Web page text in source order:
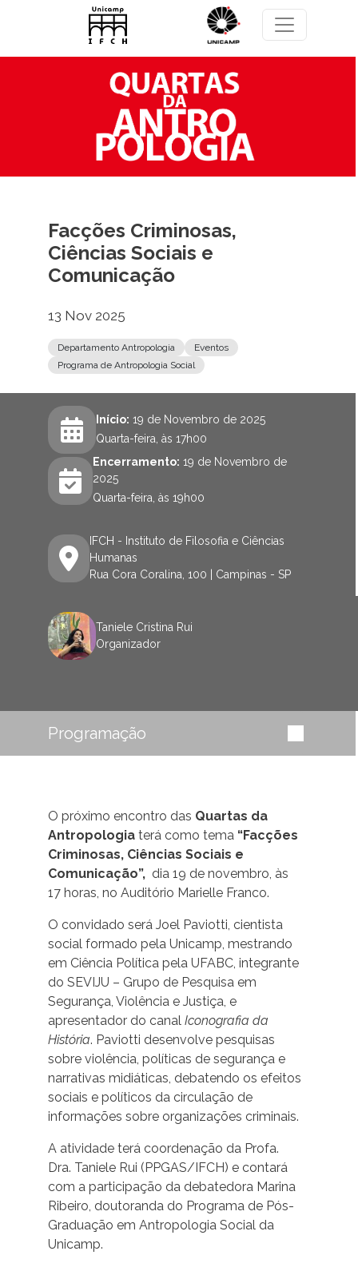
Pular para o conteúdo principal
Facções Criminosas,
Ciências Sociais e
Comunicação
13 Nov 2025
Departamento Antropologia
Eventos
Programa de Antropologia Social
Início: 19 de Novembro de 2025
Quarta-feira, às 17h00
Encerramento: 19 de Novembro de
2025
Quarta-feira, às 19h00
IFCH - Instituto de Filosofia e Ciências
Humanas
Rua Cora Coralina, 100 | Campinas - SP
Taniele Cristina Rui
Organizador
Programação
O próximo encontro das Quartas da
Antropologia terá como tema “Facções
Criminosas, Ciências Sociais e
Comunicação”, dia 19 de novembro, às
17 horas, no Auditório Marielle Franco.
O convidado será Joel Paviotti, cientista
social formado pela Unicamp, mestrando
em Ciência Política pela UFABC, integrante
do SEVIJU – Grupo de Pesquisa em
Segurança, Violência e Justiça, e
apresentador do canal Iconografia da
História. Paviotti desenvolve pesquisas
sobre violência, políticas de segurança e
narrativas midiáticas, debatendo os efeitos
sociais e políticos da circulação de
informações sobre organizações criminais.
A atividade terá coordenação da Profa.
Dra. Taniele Rui (PPGAS/IFCH) e contará
com a participação da debatedora Marina
Ribeiro, doutoranda do Programa de Pós-
Graduação em Antropologia Social da
Unicamp.